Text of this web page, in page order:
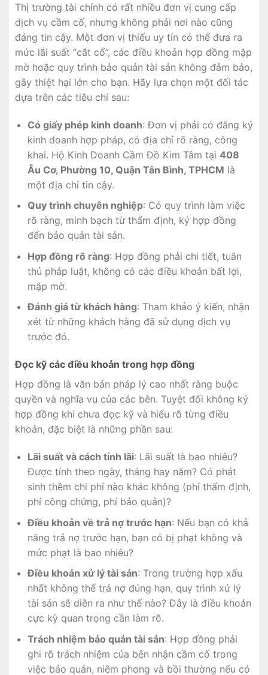
Thị trường tài chính có rất nhiều đơn vị cung cấp
dịch vụ cầm cố, nhưng không phải nơi nào cũng
đáng tin cậy. Một đơn vị thiếu uy tín có thể đưa ra
mức lãi suất “cắt cổ”, các điều khoản hợp đồng mập
mờ hoặc quy trình bảo quản tài sản không đảm bảo,
gây thiệt hại lớn cho bạn. Hãy lựa chọn một đối tác
dựa trên các tiêu chí sau:
Có giấy phép kinh doanh: Đơn vị phải có đăng ký
kinh doanh hợp pháp, có địa chỉ rõ ràng, công
khai. Hộ Kinh Doanh Cầm Đồ Kim Tâm tại 408
Âu Cơ, Phường 10, Quận Tân Bình, TPHCM là
một địa chỉ tin cậy.
Quy trình chuyên nghiệp: Có quy trình làm việc
rõ ràng, minh bạch từ thẩm định, ký hợp đồng
đến bảo quản tài sản.
Hợp đồng rõ ràng: Hợp đồng phải chi tiết, tuân
thủ pháp luật, không có các điều khoản bất lợi,
mập mờ.
Đánh giá từ khách hàng: Tham khảo ý kiến, nhận
xét từ những khách hàng đã sử dụng dịch vụ
trước đó.
Đọc kỹ các điều khoản trong hợp đồng
Hợp đồng là văn bản pháp lý cao nhất ràng buộc
quyền và nghĩa vụ của các bên. Tuyệt đối không ký
hợp đồng khi chưa đọc kỹ và hiểu rõ từng điều
khoản, đặc biệt là những phần sau:
Lãi suất và cách tính lãi: Lãi suất là bao nhiêu?
Được tính theo ngày, tháng hay năm? Có phát
sinh thêm chi phí nào khác không (phí thẩm định,
phí công chứng, phí bảo quản)?
Điều khoản về trả nợ trước hạn: Nếu bạn có khả
năng trả nợ trước hạn, bạn có bị phạt không và
mức phạt là bao nhiêu?
Điều khoản xử lý tài sản: Trong trường hợp xấu
nhất không thể trả nợ đúng hạn, quy trình xử lý
tài sản sẽ diễn ra như thế nào? Đây là điều khoản
cực kỳ quan trọng cần làm rõ.
Trách nhiệm bảo quản tài sản: Hợp đồng phải
ghi rõ trách nhiệm của bên nhận cầm cố trong
việc bảo quản, niêm phong và bồi thường nếu có